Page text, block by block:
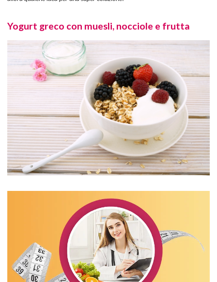
Yogurt greco con muesli, nocciole e frutta